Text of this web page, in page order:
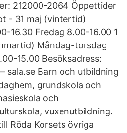
212000-2064 Öppettider
- 31 maj (vintertid)
16.30 Fredag 8.00-16.00 1
Måndag-torsdag
15.00 Besöksadress:
sala.se Barn och utbildning
grundskola och
och
vuxenutbildning.
Röda Korsets övriga